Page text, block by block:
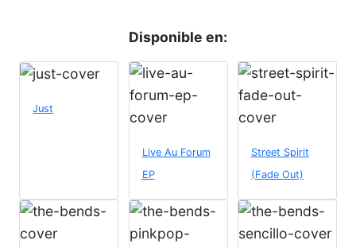
Disponible en:
Just
Live Au Forum
EP
Street Spirit
(Fade Out)